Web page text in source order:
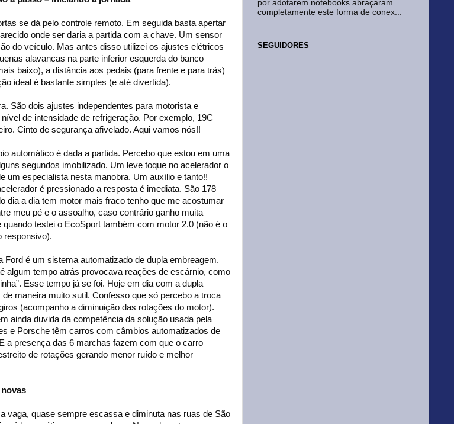
se dá pelo controle remoto. Em seguida basta apertar
onde ser daria a partida com a chave. Um sensor
do veículo. Mas antes disso utilizei os ajustes elétricos
alavancas na parte inferior esquerda do banco
baixo), a distância aos pedais (para frente e para trás)
ideal é bastante simples (e até divertida).
São dois ajustes independentes para motorista e
de intensidade de refrigeração. Por exemplo, 19C
Cinto de segurança afivelado. Aqui vamos nós!!
automático é dada a partida. Percebo que estou em uma
segundos imobilizado. Um leve toque no acelerador o
um especialista nesta manobra. Um auxílio e tanto!!
é pressionado a resposta é imediata. São 178
dia a dia tem motor mais fraco tenho que me acostumar
meu pé e o assoalho, caso contrário ganho muita
testei o EcoSport também com motor 2.0 (não é o
responsivo).
Ford é um sistema automatizado de dupla embreagem.
algum tempo atrás provocava reações de escárnio, como
Esse tempo já se foi. Hoje em dia com a dupla
maneira muito sutil. Confesso que só percebo a troca
(acompanho a diminuição das rotações do motor).
ainda duvida da competência da solução usada pela
e Porsche têm carros com câmbios automatizados de
a presença das 6 marchas fazem com que o carro
de rotações gerando menor ruído e melhor
vaga, quase sempre escassa e diminuta nas ruas de São
por adotarem notebooks abraçaram
completamente este forma de conex...
SEGUIDORES